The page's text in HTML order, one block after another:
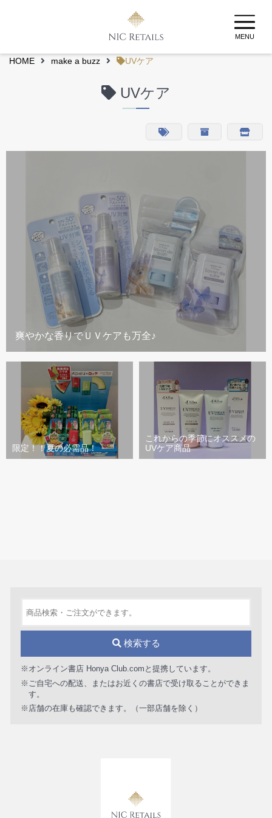
MENU
HOME make a buzz UVケア
UVケア
爽やかな香りでＵＶケアも万全♪
限定！！夏の必需品！
これからの季節にオススメの
UVケア商品
検索する
※オンライン書店 Honya Club.comと提携しています。
※ご自宅への配送、またはお近くの書店で受け取ることができま
す。
※店舗の在庫も確認できます。（一部店舗を除く）